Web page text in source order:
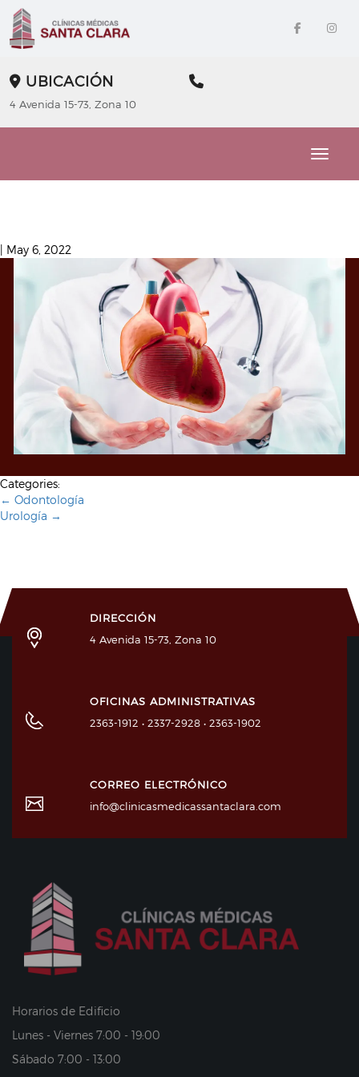
UBICACIÓN
4 Avenida 15-73, Zona 10
May 6, 2022
Categories:
Post
navigation
← Odontología
Urología →
DIRECCIÓN
4 Avenida 15-73, Zona 10
OFICINAS ADMINISTRATIVAS
2363-1912 • 2337-2928 • 2363-1902
CORREO ELECTRÓNICO
info@clinicasmedicassantaclara.com
Horarios de Edificio
Lunes - Viernes 7:00 - 19:00
Sábado 7:00 - 13:00